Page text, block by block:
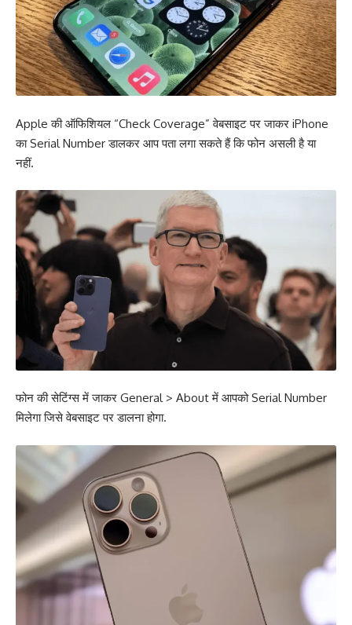
Apple की ऑफिशियल “Check Coverage” वेबसाइट पर जाकर iPhone
का Serial Number डालकर आप पता लगा सकते हैं कि फोन असली है या
नहीं.
फोन की सेटिंग्स में जाकर General > About में आपको Serial Number
मिलेगा जिसे वेबसाइट पर डालना होगा.